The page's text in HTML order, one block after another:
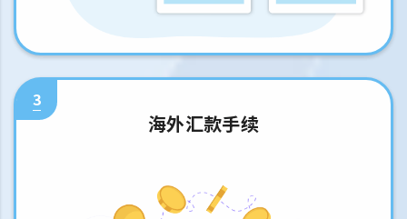
3
海外汇款手续